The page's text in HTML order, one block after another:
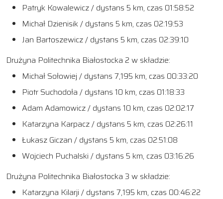
Patryk Kowalewicz / dystans 5 km, czas 01:58:52
Michał Dzienisik / dystans 5 km, czas 02:19:53
Jan Bartoszewicz / dystans 5 km, czas 02:39:10
Drużyna Politechnika Białostocka 2 w składzie:
Michał Sołowiej / dystans 7,195 km, czas 00:33:20
Piotr Suchodoła / dystans 10 km, czas 01:18:33
Adam Adamowicz / dystans 10 km, czas 02:02:17
Katarzyna Karpacz / dystans 5 km, czas 02:26:11
Łukasz Giczan / dystans 5 km, czas 02:51:08
Wojciech Puchalski / dystans 5 km, czas 03:16:26
Drużyna Politechnika Białostocka 3 w składzie:
Katarzyna Kilarji / dystans 7,195 km, czas 00:46:22